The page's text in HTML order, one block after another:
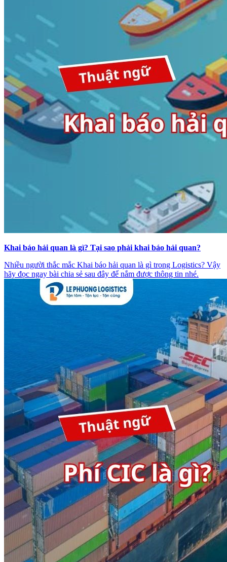
Khai báo hải quan là gì? Tại sao phải khai báo hải quan?
Nhiều người thắc mắc Khai báo hải quan là gì trong Logistics? Vậy
hãy đọc ngay bài chia sẻ sau đây để nắm được thông tin nhé.